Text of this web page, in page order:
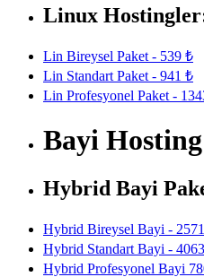
Linux
Lin Bireysel Paket - 539 ₺
Lin Standart Paket - 941 ₺
Lin Profesyonel Paket -
Bayi
Hybrid Bayi
Hybrid Bireysel Bayi -
Hybrid Standart Bayi -
Hybrid Profesyonel Bayi